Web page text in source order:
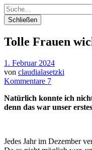
Suche
Schließen
Tolle Frauen
1. Februar 2024
von claudialasetzki
Kommentare 7
Natürlich konnte ich
denn das war unser
Jedes Jahr im Dezember